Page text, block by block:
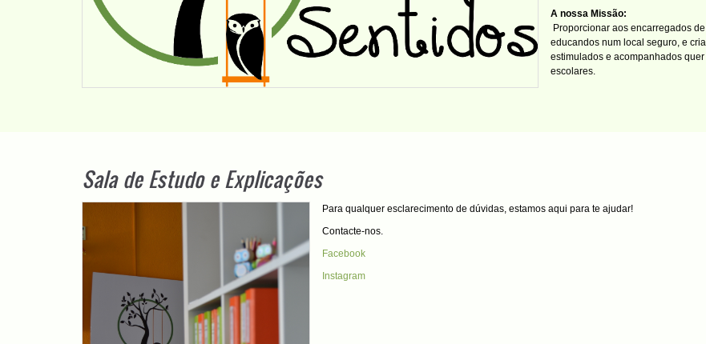
A nossa Missão:
Proporcionar aos encarregados
educandos num local seguro, e
estimulados e acompanhados
escolares.
Sala de Estudo e Explicações
Para qualquer esclarecimento de dúvidas, estamos aqui para te ajudar!
Contacte-nos.
Facebook
Instagram